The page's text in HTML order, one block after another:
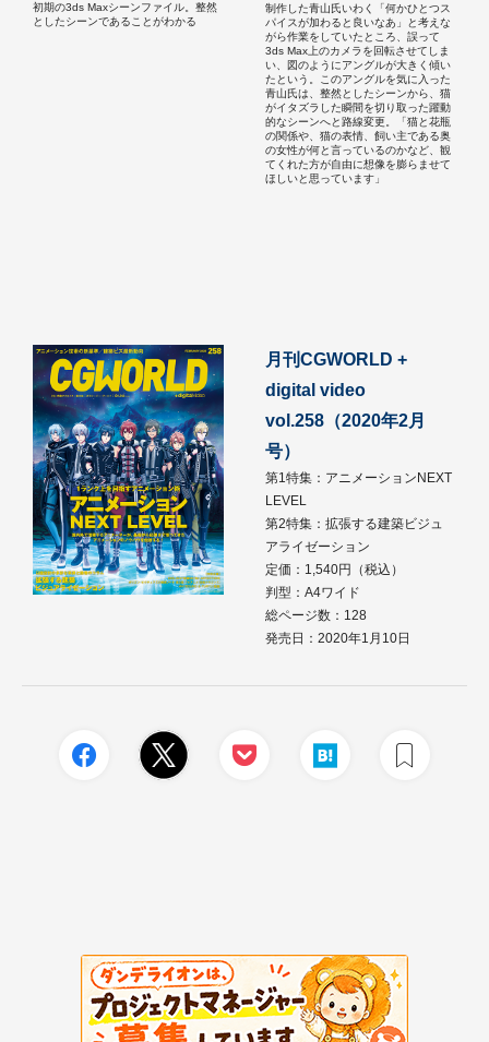
初期の3ds Maxシーンファイル。整然
としたシーンであることがわかる
制作した青山氏いわく「何かひとつス
パイスが加わると良いなあ」と考えな
がら作業をしていたところ、誤って
3ds Max上のカメラを回転させてしま
い、図のようにアングルが大きく傾い
たという。このアングルを気に入った
青山氏は、整然としたシーンから、猫
がイタズラした瞬間を切り取った躍動
的なシーンへと路線変更。「猫と花瓶
の関係や、猫の表情、飼い主である奥
の女性が何と言っているのかなど、観
てくれた方が自由に想像を膨らませて
ほしいと思っています」
月刊CGWORLD +
digital video
vol.258（2020年2月
号）
第1特集：アニメーションNEXT
LEVEL
第2特集：拡張する建築ビジュ
アライゼーション
定価：1,540円（税込）
判型：A4ワイド
総ページ数：128
発売日：2020年1月10日